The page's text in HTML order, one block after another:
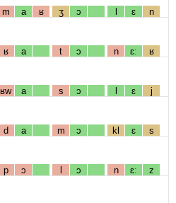
m a ʁ ʒ ɔ l ɛ n
ʁ a t ɔ n ɛː ʁ
ʁw a s ɔ l ɛ j
d a m ɔ kl ɛ s
p ɔ l ɔ n ɛː z